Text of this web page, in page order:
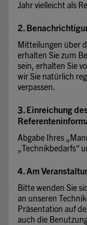
Jahr vielleicht als
2.
Mitteilungen über
erhalten Sie zum
sein, erhalten Sie
wir Sie natürlich
verpassen.
3. Einreichung
Abgabe Ihres
„Technikbedarfs“
4. Am
Bitte wenden Sie
an unseren
Präsentation auf
auch die